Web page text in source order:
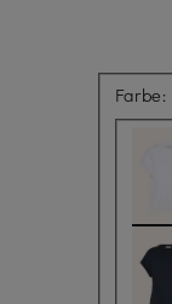
Farbe: